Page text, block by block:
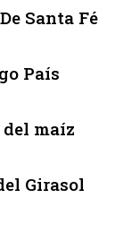
Santa Fé
País
del maíz
Girasol